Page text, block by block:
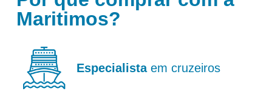
Maritimos?
Especialistaem cruzeiros